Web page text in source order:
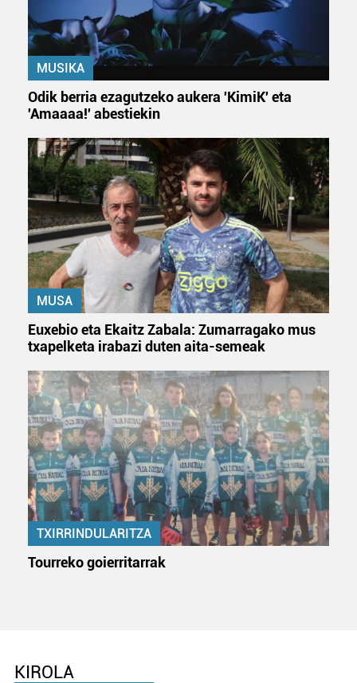
fitxategiak erabiltzen ditu. Zure esperientzia eta
zerbitzuak hobetzeko asmoz, cookie teknologiaz
baliatzen gara. Ohar hau onartuz gero, teknologia hori
erabiltzeko baimen esplizitua ematen diguzu.Gehiago
irakurri
MUSIKA
Odik berria ezagutzeko aukera 'KimiK' eta
'Amaaaa!' abestiekin
MUSA
Euxebio eta Ekaitz Zabala: Zumarragako mus
txapelketa irabazi duten aita-semeak
TXIRRINDULARITZA
Tourreko goierritarrak
KIROLA